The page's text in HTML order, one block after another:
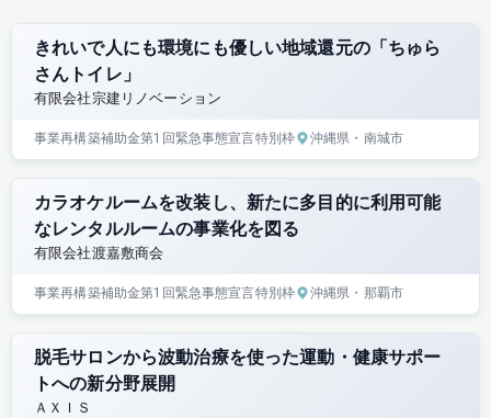
きれいで人にも環境にも優しい地域還元の「ちゅら
さんトイレ」
有限会社宗建リノベーション
事業再構築補助金第1回緊急事態宣言特別枠 沖縄県 ・南城市
カラオケルームを改装し、新たに多目的に利用可能
なレンタルルームの事業化を図る
有限会社渡嘉敷商会
事業再構築補助金第1回緊急事態宣言特別枠 沖縄県 ・那覇市
脱毛サロンから波動治療を使った運動・健康サポー
トへの新分野展開
ＡＸＩＳ